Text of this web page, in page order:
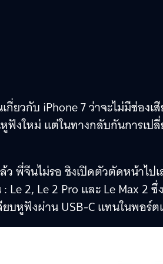
ยวกับ iPhone 7 ว่าจะไม่มีช่อง
ฟังใหม่ แต่ในทางกลับกันการเ
ว พี่จีนไม่รอ ชิงเปิดตัวตัดหน้าไป
2, Le 2 Pro และ Le Max 2
ยบหูฟังผ่าน USB-C แทนในพอร์